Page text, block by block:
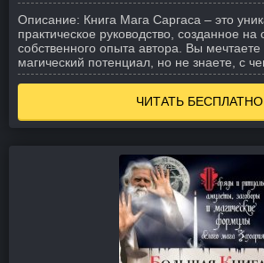
Описание: Книга Мага Саргаса – это
практическое руководство, созданное на
собственного опыта автора. Вы мечтаете
магический потенциал, но не знаете, с
ЧИТАТЬ БЕСПЛАТНО